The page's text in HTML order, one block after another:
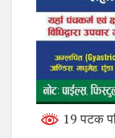
19 पटक